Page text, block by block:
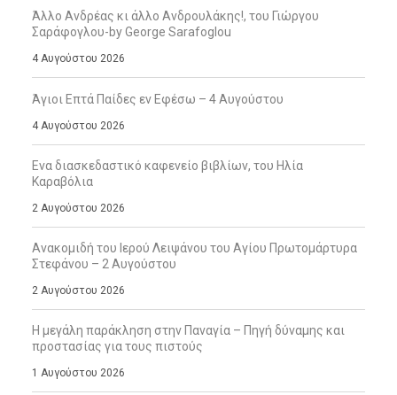
Άλλο Ανδρέας κι άλλο Ανδρουλάκης!, του Γιώργου
Σαράφογλου-by George Sarafoglou
4 Αυγούστου 2026
Άγιοι Επτά Παίδες εν Εφέσω – 4 Αυγούστου
4 Αυγούστου 2026
Ενα διασκεδαστικό καφενείο βιβλίων, του Ηλία
Καραβόλια
2 Αυγούστου 2026
Ανακομιδή του Ιερού Λειψάνου του Αγίου Πρωτομάρτυρα
Στεφάνου – 2 Αυγούστου
2 Αυγούστου 2026
Η μεγάλη παράκληση στην Παναγία – Πηγή δύναμης και
προστασίας για τους πιστούς
1 Αυγούστου 2026